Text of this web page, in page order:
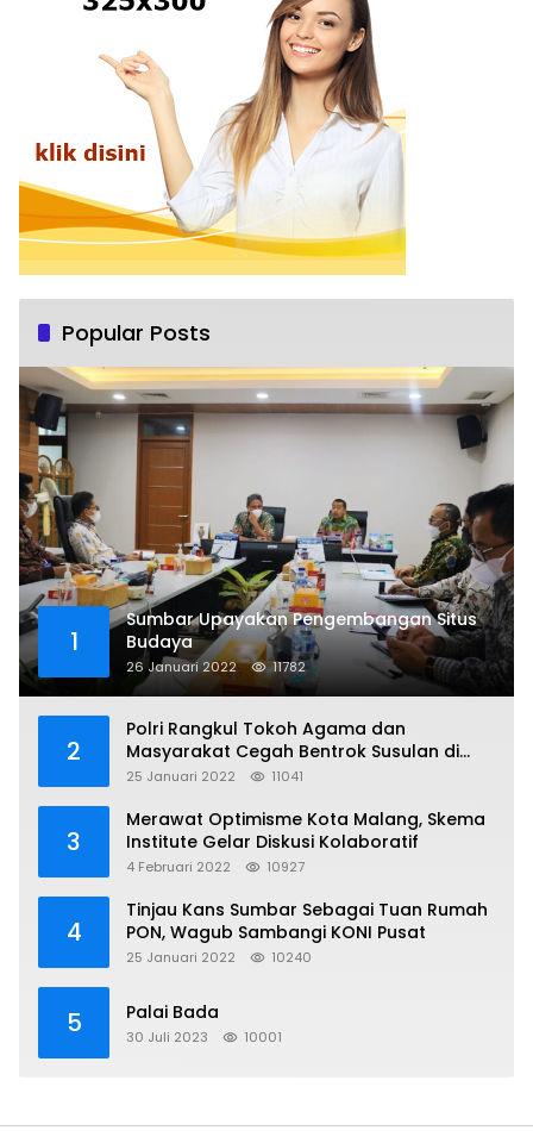
Popular Posts
1
Sumbar Upayakan Pengembangan Situs
Budaya
26 Januari 2022 11782
2
Polri Rangkul Tokoh Agama dan
Masyarakat Cegah Bentrok Susulan di
Sorong
25 Januari 2022 11041
3
Merawat Optimisme Kota Malang, Skema
Institute Gelar Diskusi Kolaboratif
4 Februari 2022 10927
4
Tinjau Kans Sumbar Sebagai Tuan Rumah
PON, Wagub Sambangi KONI Pusat
25 Januari 2022 10240
5 Palai Bada
30 Juli 2023 10001